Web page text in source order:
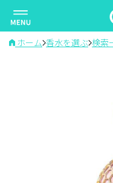
ナ
ビ
ゲ ホーム 香水を選ぶ 検索